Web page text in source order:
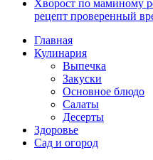
Хворост по маминому
рецепт проверенный
Главная
Кулинария
Выпечка
Закуски
Основное блюдо
Салаты
Десерты
Здоровье
Сад и огород